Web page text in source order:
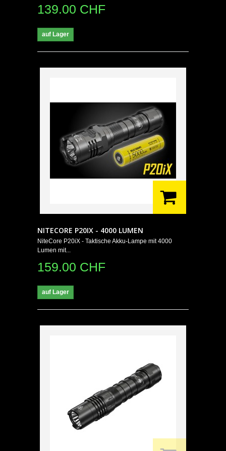
139.00 CHF
auf Lager
NITECORE P20IX - 4000 LUMEN
NiteCore P20iX - Taktische Akku-Lampe mit 4000
Lumen mit...
159.00 CHF
auf Lager